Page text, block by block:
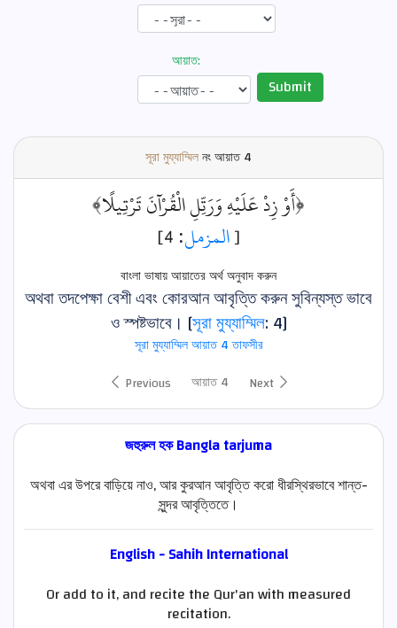
আয়াত:
Submit
সূরা মুয্যাম্মিলনং আয়াত4
﴿أَوْ زِدْ عَلَيْهِ وَرَتِّلِ الْقُرْآنَ تَرْتِيلًا﴾
[المزمل: 4]
বাংলা ভাষায় আয়াতের অর্থ অনুবাদ করুন
অথবা তদপেক্ষা বেশী এবং কোরআন আবৃত্তি করুন সুবিন্যস্ত ভাবে
ও স্পষ্টভাবে। [সূরা মুয্যাম্মিল: 4]
সূরা মুয্যাম্মিল আয়াত 4 তাফসীর
Previous
আয়াত 4 Next
জহুরুল হক Bangla tarjuma
অথবা এর উপরে বাড়িয়ে নাও, আর কুরআন আবৃত্তি করো ধীরস্থিরভাবে শান্ত-
সুন্দর আবৃত্তিতে।
English - Sahih International
Or add to it, and recite the Qur'an with measured
recitation.